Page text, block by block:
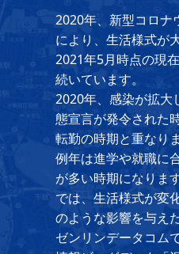
2020年、新型コロナ
により、生活様式が
2021年5月時点の現
続いています。
2020年、感染が拡大
態宣言が発令された
転勤の時期と重なり
例年は進学や就職に
が多い時期になります
では、生活様式が変
のような影響を与え
ゼンリンデータコム